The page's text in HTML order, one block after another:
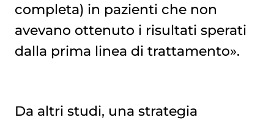
completa) in pazienti che non
avevano ottenuto i risultati sperati
dalla prima linea di trattamento».
Da altri studi, una strategia